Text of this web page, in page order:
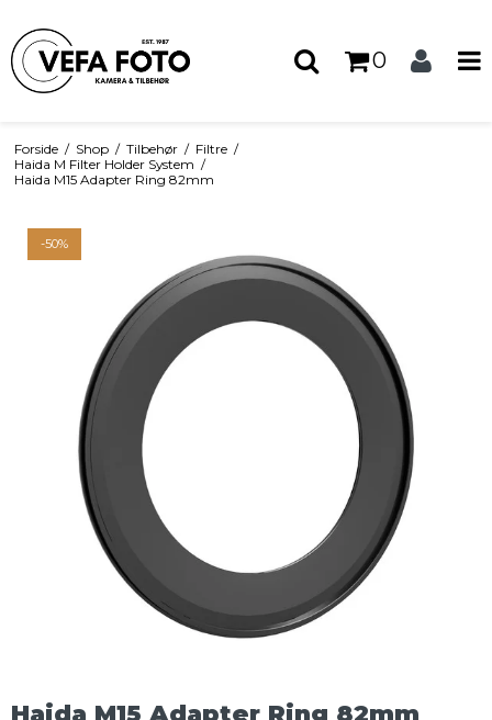
0
Forside / Shop / Tilbehør / Filtre /
Haida M Filter Holder System /
Haida M15 Adapter Ring 82mm
-50%
Haida M15 Adapter Ring 82mm